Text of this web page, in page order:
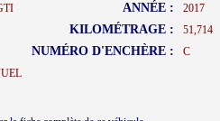
ANNÉE : 2017
KILOMÉTRAGE : 51,714
NUMÉRO D'ENCHÈRE : C